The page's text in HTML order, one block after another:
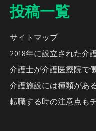
投稿一覧
サイトマップ
2018年に設立された介
介護士が介護医療院で
介護施設には種類があ
転職する時の注意点も